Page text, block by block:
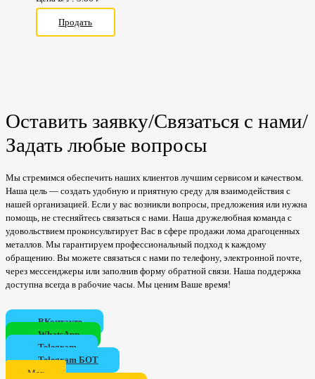
Продать
Оставить заявку/Связаться с нами/
Задать любые вопросы
Мы стремимся обеспечить наших клиентов лучшим сервисом и качеством.
Наша цель — создать удобную и приятную среду для взаимодействия с
нашей организацией. Если у вас возникли вопросы, предложения или нужна
помощь, не стесняйтесь связаться с нами. Наша дружелюбная команда с
удовольствием проконсультирует Вас в сфере продажи лома драгоценных
металлов. Мы гарантируем профессиональный подход к каждому
обращению. Вы можете связаться с нами по телефону, электронной почте,
через мессенджеры или заполнив форму обратной связи. Наша поддержка
доступна всегда в рабочие часы. Мы ценим Ваше время!
ВКонтакте
WhatsApp
Telegram
Telegram БОТ
Мах